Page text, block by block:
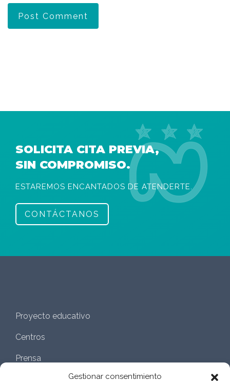
Gestionar consentimiento
SOLICITA CITA PREVIA,
SIN COMPROMISO.
ESTAREMOS ENCANTADOS DE ATENDERTE.
CONTÁCTANOS
Proyecto educativo
Centros
Prensa